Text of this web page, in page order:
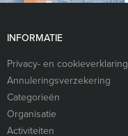
INFORMATIE
Privacy- en cookieverklaring
Annuleringsverzekering
Categorieën
Organisatie
Activiteiten